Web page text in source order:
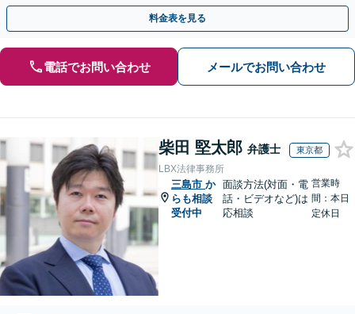
をフル活用し、経営の安定化を強力にサポートします。
料金表を見る
電話でお問い合わせ メールでお問い合わせ
柴田 堅太郎 弁護士 東京都
LBX法律事務所
三島市 か
らも相談
受付中
面談方法(対面・電
話・ビデオなど)は
応相談
営業時
間：本日
定休日